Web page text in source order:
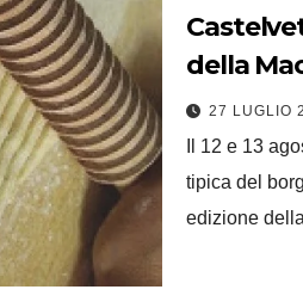
della
27 LUGLIO
Il 12 e 13
tipica del
edizione